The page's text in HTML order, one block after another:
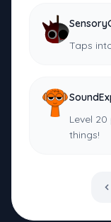
Taps
Level
things!